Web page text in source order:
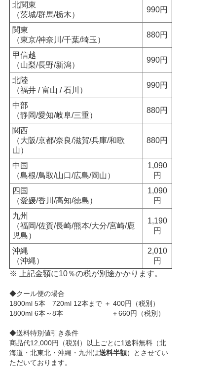
北関東
（茨城/群馬/栃木）
990円
関東
（東京/神奈川/千葉/埼玉）
880円
甲信越
（山梨/長野/新潟）
990円
北陸
（福井 / 富山 / 石川）
990円
中部
（静岡/愛知/岐阜/三重）
880円
関西
（大阪/京都/奈良/滋賀/兵庫/和歌
山）
880円
中国
（島根/鳥取/山口/広島/岡山）
1,090
円
四国
（愛媛/香川/高知/徳島）
1,090
円
九州
（福岡/佐賀/長崎/熊本/大分/宮崎/鹿
児島）
1,190
円
沖縄
（沖縄）
2,010
円
※ 上記金額に10％の税が別途かかります。
◆クール便の場合
1800ml 5本 720ml 12本まで ＋ 400円（税別）
1800ml 6本～8本 ＋660円（税別）
◆送料特別値引き条件
商品代12,000円（税別）以上ごとに1送料無料（北
海道・北東北・沖縄・九州は送料半額）とさせてい
ただいております。